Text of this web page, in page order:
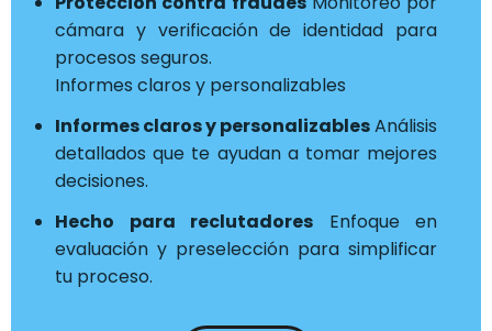
cámara y verificación de identidad para
procesos seguros.
Informes claros y personalizables
Informes claros y personalizablesAnálisis
detallados que te ayudan a tomar mejores
decisiones.
Hecho para reclutadores Enfoque en
evaluación y preselección para simplificar
tu proceso.